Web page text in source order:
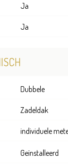
Ja
Ja
Dubbele
Zadeldak
individuele
Geïnstalleerd